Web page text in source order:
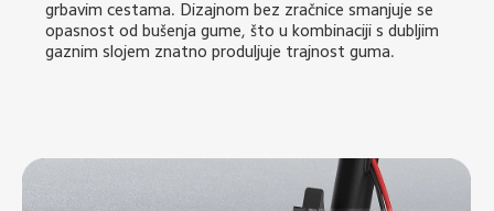
grbavim cestama. Dizajnom bez zračnice smanjuje se
opasnost od bušenja gume, što u kombinaciji s dubljim
gaznim slojem znatno produljuje trajnost guma.